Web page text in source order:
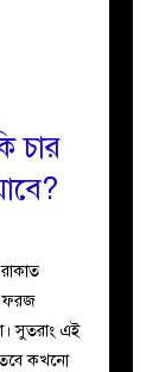
চার
ফরজ
সুতরাং এই
তবে কখনো